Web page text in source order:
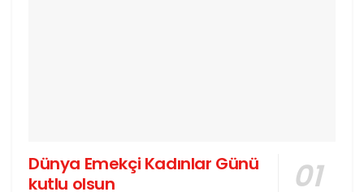
Dünya Emekçi Kadınlar Günü
kutlu olsun